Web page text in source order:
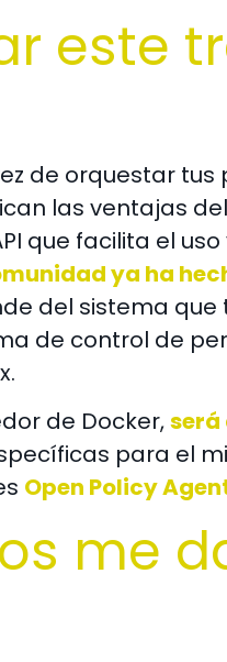
este
de orquestar
las ventajas
que facilita el
ya ha
del sistema que
de control de
de Docker,
para el
Open Policy
me